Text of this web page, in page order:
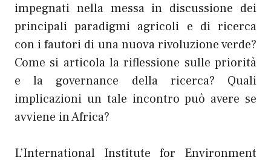
impegnati nella messa in discussione dei
principali paradigmi agricoli e di ricerca
con i fautori di una nuova rivoluzione verde?
Come si articola la riflessione sulle priorità
e la governance della ricerca? Quali
implicazioni un tale incontro può avere se
avviene in Africa?
L’International Institute for Environment